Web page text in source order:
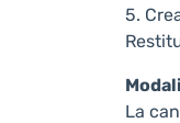
5.
La